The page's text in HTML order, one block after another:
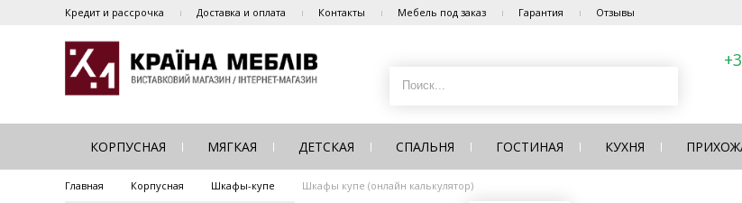
Кредит и рассрочка Доставка и оплата Контакты Мебель под заказ Гарантия Отзывы
КОРПУСНАЯ МЯГКАЯ ДЕТСКАЯ СПАЛЬНЯ ГОСТИНАЯ КУХНЯ
Главная Корпусная Шкафы-купе Шкафы купе (онлайн калькулятор)